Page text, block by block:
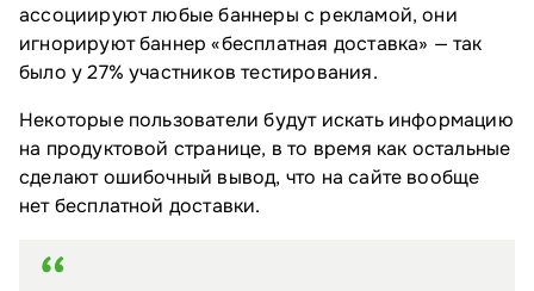
ассоциируют любые баннеры с рекламой, они
игнорируют баннер «бесплатная доставка» — так
было у 27% участников тестирования.
Некоторые пользователи будут искать информацию
на продуктовой странице, в то время как остальные
сделают ошибочный вывод, что на сайте вообще
нет бесплатной доставки.